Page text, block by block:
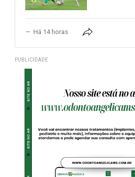
Há 14 horas
PUBLICIDADE